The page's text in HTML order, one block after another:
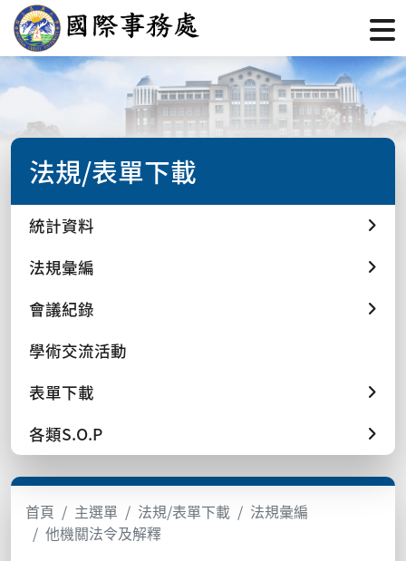
法規/表單下載
統計資料
法規彙編
會議紀錄
學術交流活動
表單下載
各類S.O.P
首頁 主選單 法規/表單下載
法規彙編
他機關法令及解釋